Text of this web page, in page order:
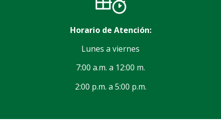
Horario de Atención:
Lunes a viernes
7:00 a.m. a 12:00 m.
2:00 p.m. a 5:00 p.m.